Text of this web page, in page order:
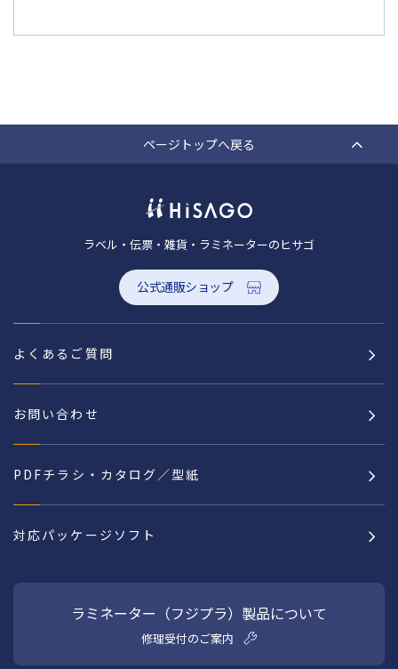
ページトップへ戻る
ラベル・伝票・雑貨・ラミネーターのヒサゴ
公式通販ショップ
よくあるご質問
お問い合わせ
PDFチラシ・カタログ／型紙
対応パッケージソフト
ラミネーター（フジプラ）製品について
修理受付のご案内